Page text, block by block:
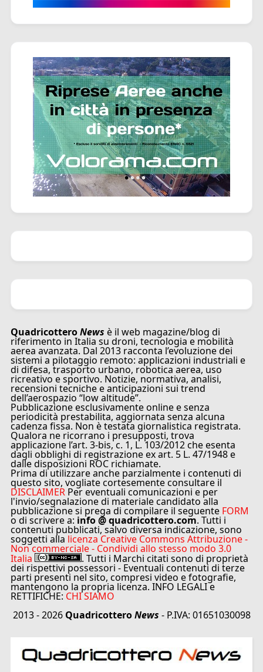
QuadricotteroNews è il web magazine/blog di
riferimento in Italia su droni, tecnologia e mobilità
aerea avanzata. Dal 2013 racconta l’evoluzione dei
sistemi a pilotaggio remoto: applicazioni industriali e
di difesa, trasporto urbano, robotica aerea, uso
ricreativo e sportivo. Notizie, normativa, analisi,
recensioni tecniche e anticipazioni sui trend
dell’aerospazio “low altitude”.
Pubblicazione esclusivamente online e senza
periodicità prestabilita, aggiornata senza alcuna
cadenza fissa. Non è testata giornalistica registrata.
Qualora ne ricorrano i presupposti, trova
applicazione l’art. 3-bis, c. 1, L. 103/2012 che esenta
dagli obblighi di registrazione ex art. 5 L. 47/1948 e
dalle disposizioni ROC richiamate.
Prima di utilizzare anche parzialmente i contenuti di
questo sito, vogliate cortesemente consultare il
DISCLAIMER Per eventuali comunicazioni e per
l'invio/segnalazione di materiale candidato alla
pubblicazione si prega di compilare il seguente FORM
o di scrivere a: info @ quadricottero.com. Tutti i
contenuti pubblicati, salvo diversa indicazione, sono
soggetti alla licenza Creative Commons Attribuzione -
Non commerciale - Condividi allo stesso modo 3.0
Italia . Tutti i Marchi citati sono di proprietà
dei rispettivi possessori - Eventuali contenuti di terze
parti presenti nel sito, compresi video e fotografie,
mantengono la propria licenza. INFO LEGALI e
RETTIFICHE: CHI SIAMO
2013 - 2026 QuadricotteroNews - P.IVA: 01651030098